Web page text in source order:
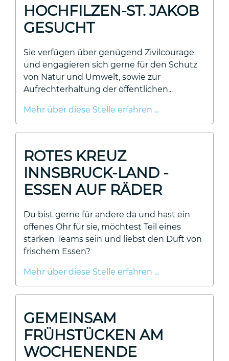
HOCHFILZEN-ST. JAKOB
GESUCHT
Sie verfügen über genügend Zivilcourage
und engagieren sich gerne für den Schutz
von Natur und Umwelt, sowie zur
Aufrechterhaltung der öffentlichen...
Mehr über diese Stelle erfahren ...
ROTES KREUZ
INNSBRUCK-LAND -
ESSEN AUF RÄDER
Du bist gerne für andere da und hast ein
offenes Ohr für sie, möchtest Teil eines
starken Teams sein und liebst den Duft von
frischem Essen?
Mehr über diese Stelle erfahren ...
GEMEINSAM
FRÜHSTÜCKEN AM
WOCHENENDE